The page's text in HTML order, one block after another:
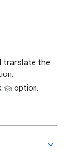
translate the
option.